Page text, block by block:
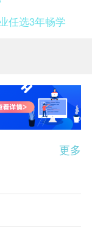
任选3年畅学
更多